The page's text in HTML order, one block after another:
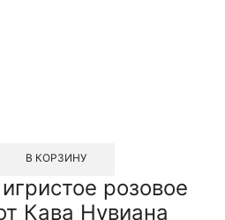
В КОРЗИНУ
розовое
Кава Нувиана